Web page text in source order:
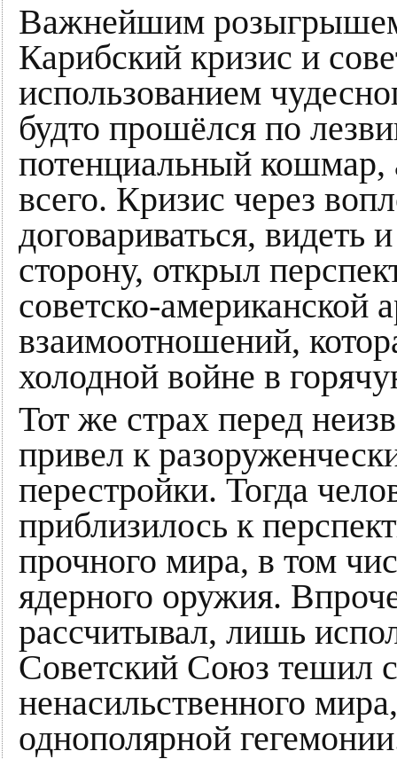
Важнейшим
Карибский кризис и
использованием
будто прошёлся по
потенциальный кошмар,
всего. Кризис через
договариваться, видеть
сторону, открыл
советско-американской
взаимоотношений,
холодной войне в
Тот же страх перед
привел к
перестройки. Тогда
приблизилось к
прочного мира, в том
ядерного оружия.
рассчитывал, лишь
Советский Союз тешил
ненасильственного
однополярной